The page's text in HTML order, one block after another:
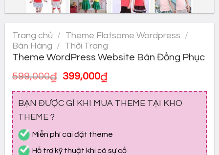
Trang chủ / Theme Flatsome Wordpress /
Bán Hàng / Thời Trang
Theme WordPress Website Bán Đồng Phục
599,000₫ Giá
là:
599,000₫.
399,000₫Giá
là:
BẠN ĐƯỢC GÌ KHI MUA THEME TẠI KHO
THEME ?
Miễn phí cài đặt theme
Hỗ trợ kỹ thuật khi có sự cố